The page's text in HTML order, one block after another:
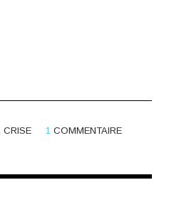
CRISE 1 COMMENTAIRE